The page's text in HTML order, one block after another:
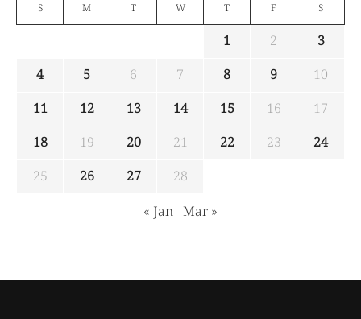
S M T W T F S
1 2
3
4
5 6 7 8 9
10
11
12 13 14 15 16
17
18
19 20 21 22 23
24
25
26 27
28
« Jan Mar »